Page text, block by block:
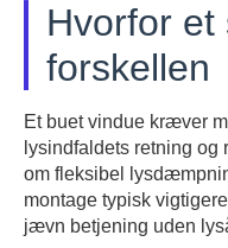
Hvorfor
forskellen
Et buet vindue kræver
lysindfaldets retning
om fleksibel
montage typisk
jævn betjening uden